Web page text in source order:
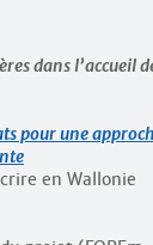
dans l’accueil
pour une
en Wallonie